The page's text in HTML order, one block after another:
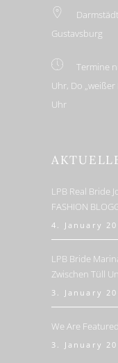
Gustavsburg
Termine
Uhr, Do „weißer
Uhr
LPB Real Bride
FASHION
4. January
LPB Bride
Zwischen Tüll
3. January
We Are
3. January